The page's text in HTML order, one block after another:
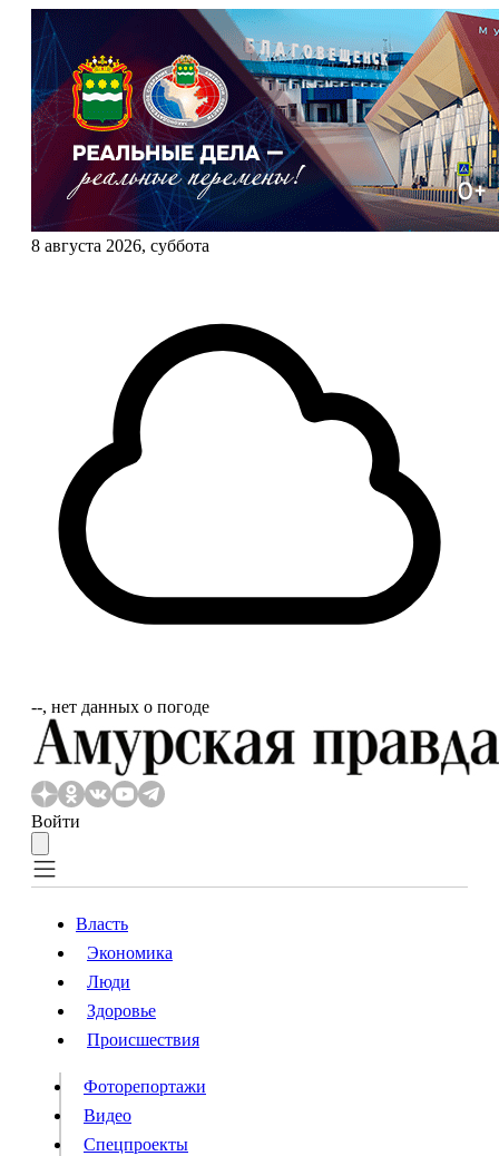
8 августа 2026, суббота
‐‐, нет данных о погоде
Войти
Власть
Происшествия
Видео
Конкурсы
Власть
Экономика
Люди
Здоровье
Происшествия
Фоторепортажи
Видео
Спецпроекты